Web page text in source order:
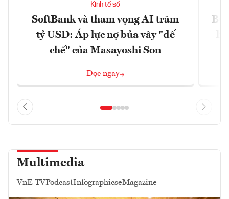
Kinh tế số
SoftBank và tham vọng AI trăm
tỷ USD: Áp lực nợ bủa vây "đế
chế" của Masayoshi Son
Đọc ngay
Multimedia
VnE TVPodcastInfographicseMagazine